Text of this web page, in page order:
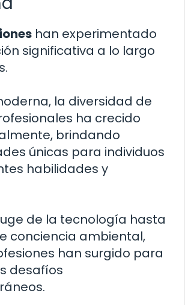
han experimentado
significativa a lo largo
la diversidad de
ha crecido
brindando
únicas para individuos
habilidades y
de la tecnología hasta
conciencia ambiental,
han surgido para
desafíos